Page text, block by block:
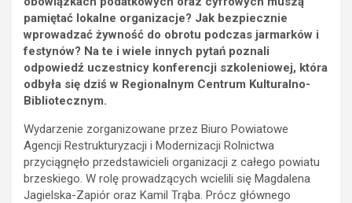
pamiętać lokalne organizacje? Jak bezpiecznie
wprowadzać żywność do obrotu podczas jarmarków i
festynów? Na te i wiele innych pytań poznali
odpowiedź uczestnicy konferencji szkoleniowej, która
odbyła się dziś w Regionalnym Centrum Kulturalno-
Bibliotecznym.
Wydarzenie zorganizowane przez Biuro Powiatowe
Agencji Restrukturyzacji i Modernizacji Rolnictwa
przyciągnęło przedstawicieli organizacji z całego powiatu
brzeskiego. W rolę prowadzących wcielili się Magdalena
Jagielska-Zapiór oraz Kamil Trąba. Prócz głównego